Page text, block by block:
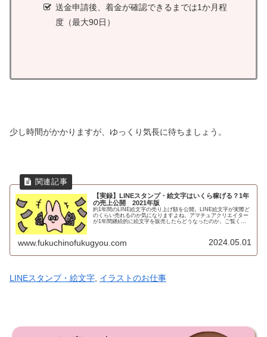
送金申請後、着金が確認できるまでは1か月程
度（最大90日）
少し時間がかかりますが、ゆっくり気長に待ちましょう。
【実録】LINEスタンプ・絵文字はいくら稼げる？1年
の売上公開 2021年版
約1年間のLINE絵文字の売り上げ額を公開。LINE絵文字が実際ど
のくらい売れるのか気になりますよね。アマチュアクリエイター
が1年間継続的に絵文字を販売したらどうなったのか。ご覧くだ
www.fukuchinofukugyou.com 2024.05.01
LINEスタンプ・絵文字 イラストのお仕事